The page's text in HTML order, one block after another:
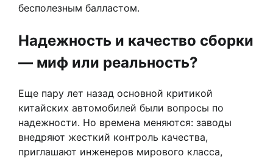
бесполезным балластом.
Надежность и качество сборки
— миф или реальность?
Еще пару лет назад основной критикой
китайских автомобилей были вопросы по
надежности. Но времена меняются: заводы
внедряют жесткий контроль качества,
приглашают инженеров мирового класса,